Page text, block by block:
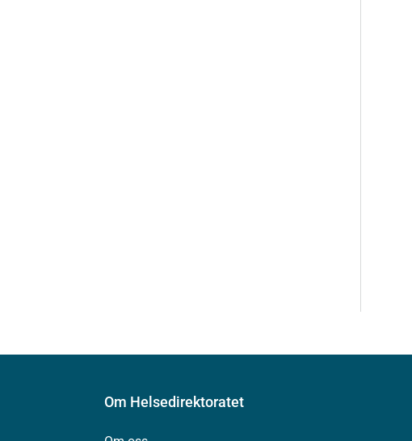
Om Helsedirektoratet